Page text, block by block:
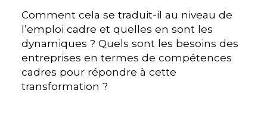
Comment cela se traduit-il au niveau de
l’emploi cadre et quelles en sont les
dynamiques ? Quels sont les besoins des
entreprises en termes de compétences
cadres pour répondre à cette
transformation ?